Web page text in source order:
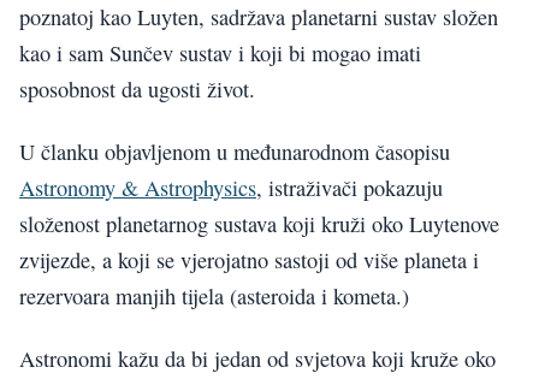
poznatoj kao Luyten, sadržava planetarni sustav složen
kao i sam Sunčev sustav i koji bi mogao imati
sposobnost da ugosti život.
U članku objavljenom u međunarodnom časopisu
Astronomy & Astrophysics, istraživači pokazuju
složenost planetarnog sustava koji kruži oko Luytenove
zvijezde, a koji se vjerojatno sastoji od više planeta i
rezervoara manjih tijela (asteroida i kometa.)
Astronomi kažu da bi jedan od svjetova koji kruže oko